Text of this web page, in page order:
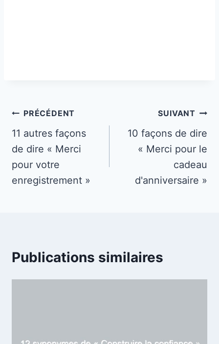
Navigation
de
l’article
PRÉCÉDENT
11 autres façons
de dire « Merci
pour votre
enregistrement »
SUIVANT
10 façons de dire
« Merci pour le
cadeau
d'anniversaire »
Publications similaires